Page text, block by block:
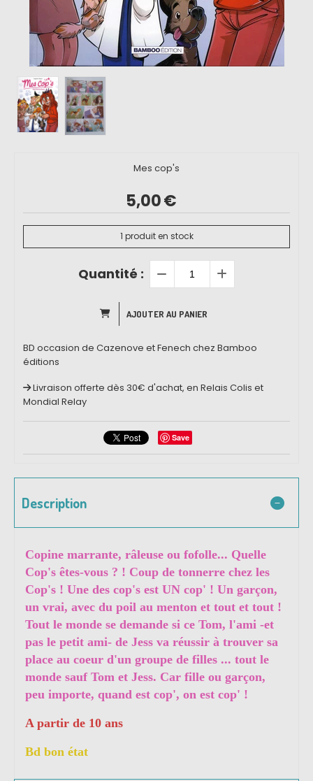
Mes cop's
5,00€
1 produit en stock
Quantité :
AJOUTER AU PANIER
BD occasion de Cazenove et Fenech chez Bamboo
éditions
Livraison offerte dès 30€ d'achat, en Relais Colis et
Mondial Relay
Save
Description
Copine marrante, râleuse ou fofolle... Quelle
Cop's êtes-vous ? ! Coup de tonnerre chez les
Cop's ! Une des cop's est UN cop' ! Un garçon,
un vrai, avec du poil au menton et tout et tout !
Tout le monde se demande si ce Tom, l'ami -et
pas le petit ami- de Jess va réussir à trouver sa
place au coeur d'un groupe de filles ... tout le
monde sauf Tom et Jess. Car fille ou garçon,
peu importe, quand est cop', on est cop' !
A partir de 10 ans
Bd bon état